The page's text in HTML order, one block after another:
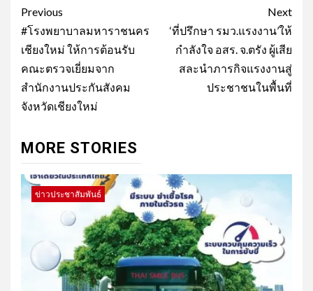
Post
navigation
Previous
#โรงพยาบาลมหาราชนคร
เชียงใหม่ ให้การต้อนรับ
คณะตรวจเยี่ยมจาก
สำนักงานประกันสังคม
จังหวัดเชียงใหม่
Next
‘ที่ปรึกษา รมว.แรงงาน’ให้
กำลังใจ อสร. จ.ตรัง ผู้เสีย
สละนำภารกิจแรงงานสู่
ประชาชนในพื้นที่
MORE STORIES
ข่าวประชาสัมพันธ์